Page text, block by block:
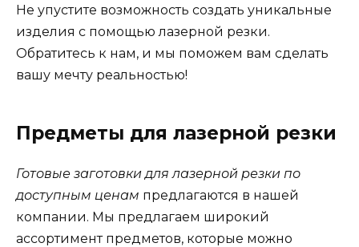
Не упустите возможность создать уникальные
изделия с помощью лазерной резки.
Обратитесь к нам, и мы поможем вам сделать
вашу мечту реальностью!
Предметы для лазерной резки
Готовые заготовки для лазерной резки по
доступным ценам предлагаются в нашей
компании. Мы предлагаем широкий
ассортимент предметов, которые можно